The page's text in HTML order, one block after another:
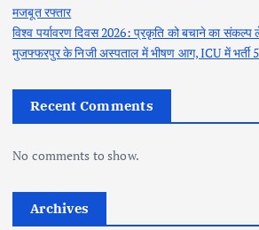
मजबूत रफ्तार
विश्व पर्यावरण दिवस 2026: प्रकृति को बचाने का संकल्प
मुजफ्फरपुर के निजी अस्पताल में भीषण आग, ICU में भर्ती
Recent Comments
No comments to show.
Archives